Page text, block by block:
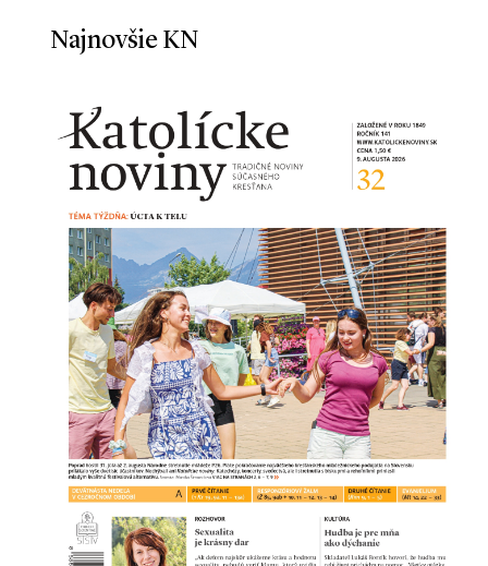
Najnovšie KN